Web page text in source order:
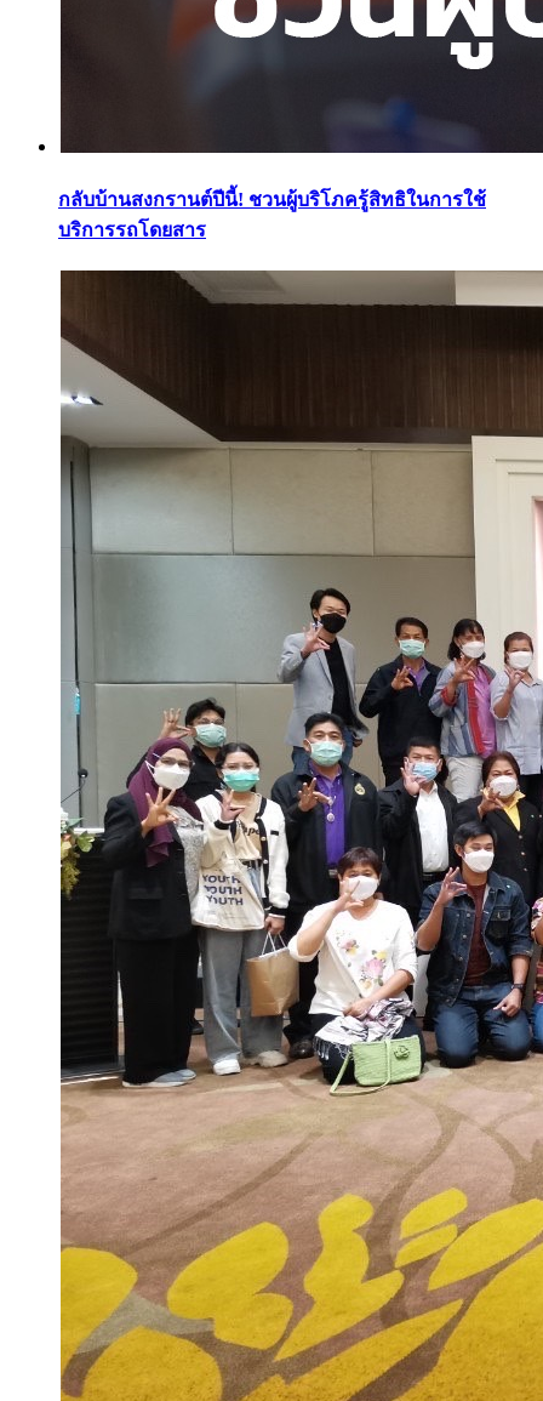
กลับบ้านสงกรานต์ปีนี้! ชวนผู้บริโภครู้สิทธิในการใช้
บริการรถโดยสาร